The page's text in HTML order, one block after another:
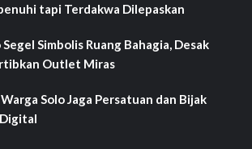
tapi Terdakwa Dilepaskan
Simbolis Ruang Bahagia, Desak
Outlet Miras
Solo Jaga Persatuan dan Bijak